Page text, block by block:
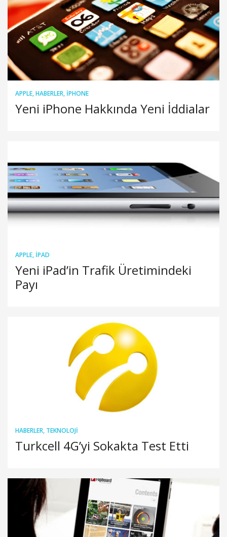
APPLE,HABERLER, IPHONE
Yeni iPhone Hakkında Yeni İddialar
APPLE, IPAD
Yeni iPad’in Trafik Üretimindeki
Payı
HABERLER, TEKNOLOJI
Turkcell 4G’yi Sokakta Test Etti